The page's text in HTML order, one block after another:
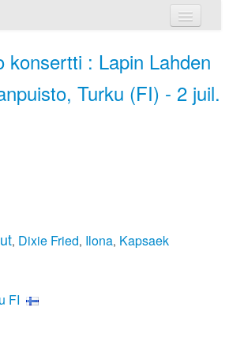
konsertti : Lapin Lahden
Turku (FI) - 2 juil.
, Dixie Fried, Ilona, Kapsaek
FI